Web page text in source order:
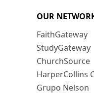
OUR
FaithGateway
StudyGateway
ChurchSource
HarperCollins
Grupo Nelson